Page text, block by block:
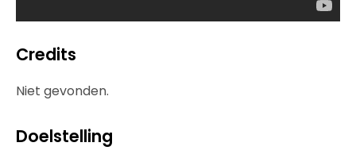
Credits
Niet gevonden.
Doelstelling